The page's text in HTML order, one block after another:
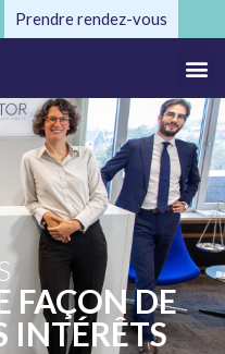
Prendre rendez-vous
FAÇON DE
INTÉRÊTS